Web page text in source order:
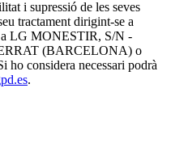
i supressió de les seves
tractament dirigint-se a
LG MONESTIR, S/N -
(BARCELONA) o
ho considera necessari podrà
.